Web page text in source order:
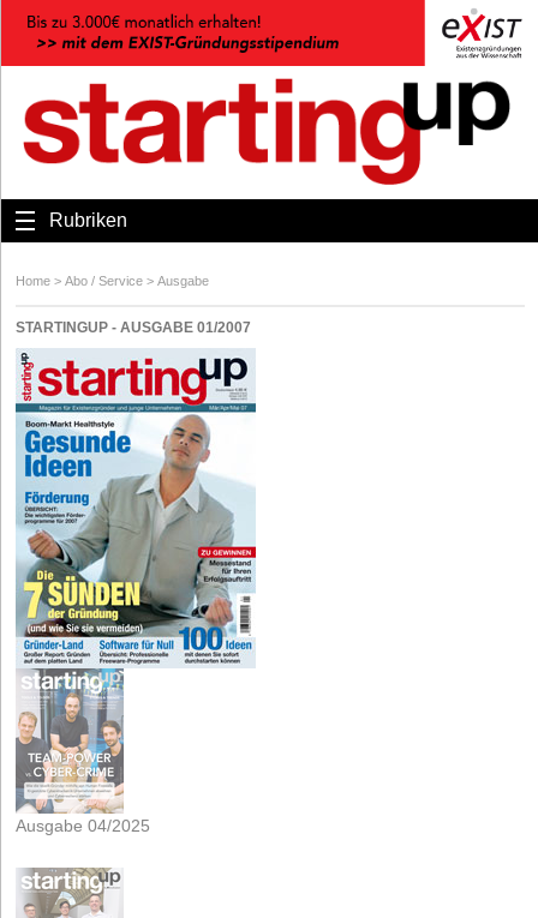
Rubriken
Home > Abo / Service > Ausgabe
STARTINGUP - AUSGABE 01/2007
Ausgabe 04/2025